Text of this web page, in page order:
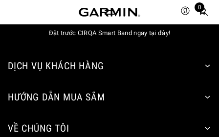
0
Total
items
Đặt trước CIRQA Smart Band ngay tại đây!
DỊCH VỤ KHÁCH HÀNG
HƯỚNG DẪN MUA SẮM
VỀ CHÚNG TÔI